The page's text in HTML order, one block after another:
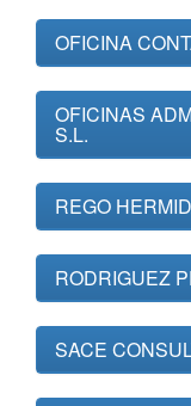
OFICINA
OFICINAS
S.L.
REGO
RODRIGUEZ
SACE